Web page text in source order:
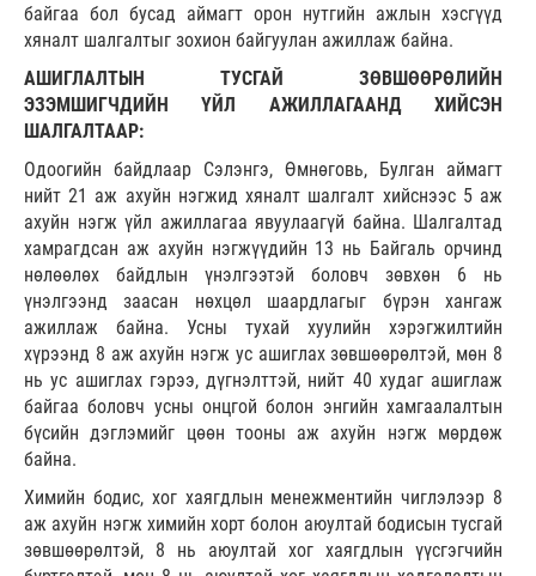
байгаа бол бусад аймагт орон нутгийн ажлын хэсгүүд
хяналт шалгалтыг зохион байгуулан ажиллаж байна.
АШИГЛАЛТЫН ТУСГАЙ ЗӨВШӨӨРӨЛИЙН
ЭЗЭМШИГЧДИЙН ҮЙЛ АЖИЛЛАГААНД ХИЙСЭН
ШАЛГАЛТААР:
Одоогийн байдлаар Сэлэнгэ, Өмнөговь, Булган аймагт
нийт 21 аж ахуйн нэгжид хяналт шалгалт хийснээс 5 аж
ахуйн нэгж үйл ажиллагаа явуулаагүй байна. Шалгалтад
хамрагдсан аж ахуйн нэгжүүдийн 13 нь Байгаль орчинд
нөлөөлөх байдлын үнэлгээтэй боловч зөвхөн 6 нь
үнэлгээнд заасан нөхцөл шаардлагыг бүрэн хангаж
ажиллаж байна. Усны тухай хуулийн хэрэгжилтийн
хүрээнд 8 аж ахуйн нэгж ус ашиглах зөвшөөрөлтэй, мөн 8
нь ус ашиглах гэрээ, дүгнэлттэй, нийт 40 худаг ашиглаж
байгаа боловч усны онцгой болон энгийн хамгаалалтын
бүсийн дэглэмийг цөөн тооны аж ахуйн нэгж мөрдөж
байна.
Химийн бодис, хог хаягдлын менежментийн чиглэлээр 8
аж ахуйн нэгж химийн хорт болон аюултай бодисын тусгай
зөвшөөрөлтэй, 8 нь аюултай хог хаягдлын үүсгэгчийн